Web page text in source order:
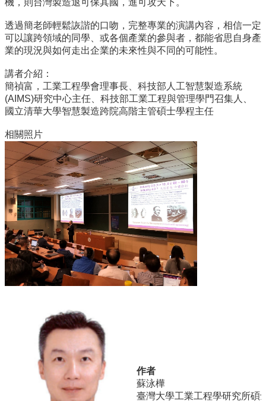
息
校
友
會
捐
款
專
區
臺
EMS
機，則台灣製造退可保其國，進可攻天下。
透過簡老師輕鬆詼諧的口吻，完整專業的演講內容，相信一定
可以讓跨領域的同學、或各個產業的參與者，都能省思自身產
業的現況與如何走出企業的未來性與不同的可能性。
講者介紹：
簡禎富，工業工程學會理事長、科技部人工智慧製造系統
(AIMS)研究中心主任、科技部工業工程與管理學門召集人、
國立清華大學智慧製造跨院高階主管碩士學程主任
相關照片
作者
蘇泳樺
臺灣大學工業工程學研究所碩